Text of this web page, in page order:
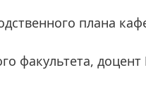
плана
факультета, доцент